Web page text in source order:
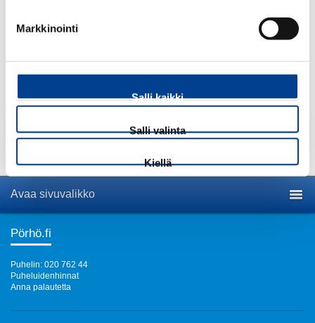
Markkinointi
Salli kaikki
Salli valinta
Kiellä
kpl
Lisää tuote ostoskoriin
Avaa sivuvalikko
Pörhö.fi
Puhelin: 020 762 44
Puheluidenhinnat
Anna palautetta